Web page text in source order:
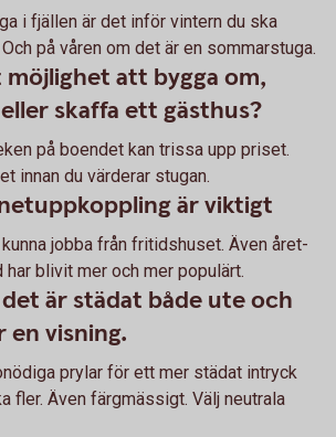
i fjällen är det inför vintern du ska
på våren om det är en sommarstuga.
möjlighet att bygga om,
skaffa ett gästhus?
på boendet kan trissa upp priset.
innan du värderar stugan.
är viktigt
jobba från fritidshuset. Även året-
har blivit mer och mer populärt.
är städat både ute och
en visning.
prylar för ett mer städat intryck
fler. Även färgmässigt. Välj neutrala